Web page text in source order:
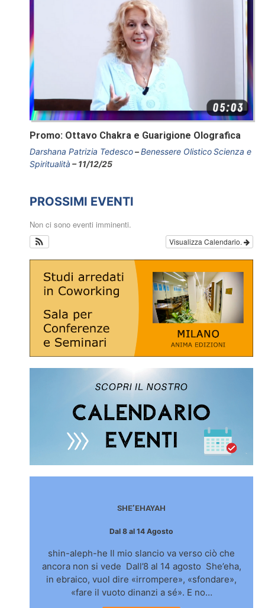
Promo: Ottavo Chakra e Guarigione Olografica
Darshana Patrizia Tedesco Benessere OlisticoScienza e
Spiritualità
11/12/25
PROSSIMI EVENTI
Non ci sono eventi imminenti.
Visualizza Calendario.
SHE’EHAYAH
Dal 8 al 14 Agosto
shin-aleph-he Il mio slancio va verso ciò che
ancora non si vede Dall’8 al 14 agosto She’eha,
in ebraico, vuol dire «irrompere», «sfondare»,
«fare il vuoto dinanzi a sé». E no…